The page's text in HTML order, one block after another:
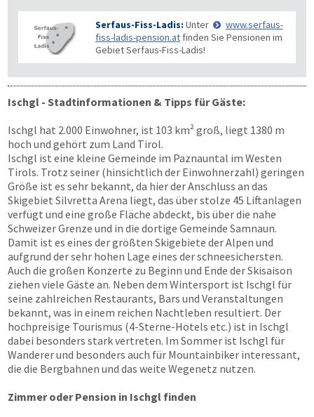
Serfaus-Fiss-Ladis: Unter
www.serfaus-
fiss-ladis-pension.at finden Sie Pensionen im
Gebiet Serfaus-Fiss-Ladis!
Ischgl - Stadtinformationen & Tipps für Gäste:
Ischgl hat 2.000 Einwohner, ist 103 km² groß, liegt 1380 m
hoch und gehört zum Land Tirol.
Ischgl ist eine kleine Gemeinde im Paznauntal im Westen
Tirols. Trotz seiner (hinsichtlich der Einwohnerzahl) geringen
Größe ist es sehr bekannt, da hier der Anschluss an das
Skigebiet Silvretta Arena liegt, das über stolze 45 Liftanlagen
verfügt und eine große Fläche abdeckt, bis über die nahe
Schweizer Grenze und in die dortige Gemeinde Samnaun.
Damit ist es eines der größten Skigebiete der Alpen und
aufgrund der sehr hohen Lage eines der schneesichersten.
Auch die großen Konzerte zu Beginn und Ende der Skisaison
ziehen viele Gäste an. Neben dem Wintersport ist Ischgl für
seine zahlreichen Restaurants, Bars und Veranstaltungen
bekannt, was in einem reichen Nachtleben resultiert. Der
hochpreisige Tourismus (4-Sterne-Hotels etc.) ist in Ischgl
dabei besonders stark vertreten. Im Sommer ist Ischgl für
Wanderer und besonders auch für Mountainbiker interessant,
die die Bergbahnen und das weite Wegenetz nutzen.
Zimmer oder Pension in Ischgl finden